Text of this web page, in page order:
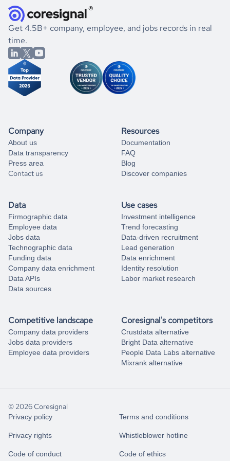
listed above, visit
Coresignal's
book a free consultation
significant changes in their leadership. By diving deep into
the historical data, get to know the
Kazakhstan
Consumer
Goods
market better.
If you are unsure how to achieve your preferred results,
you can always
from our data experts.
Get 4.5B+ company, employee, and jobs records in real
time.
Company
About us
Data transparency
Press area
Contact us
Resources
Documentation
FAQ
Blog
Discover companies
Data
Firmographic data
Employee data
Jobs data
Technographic data
Funding data
Company data enrichment
Data APIs
Data sources
Use cases
Investment intelligence
Trend forecasting
Data-driven recruitment
Lead generation
Data enrichment
Identity resolution
Labor market research
Competitive landscape
Company data providers
Jobs data providers
Employee data providers
Coresignal's competitors
Crustdata alternative
Bright Data alternative
People Data Labs alternative
Mixrank alternative
© 2026 Coresignal
Privacy policy Terms and conditions
Privacy rights Whistleblower hotline
Code of conduct Code of ethics